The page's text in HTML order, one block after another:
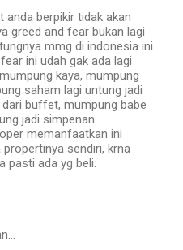
anda berpikir tidak akan
greed and fear bukan lagi
mmg di indonesia ini
ini udah gak ada lagi
kaya, mumpung
saham lagi untung jadi
buffet, mumpung babe
jadi simpenan
memanfaatkan ini
sendiri, krna
pasti ada yg beli.